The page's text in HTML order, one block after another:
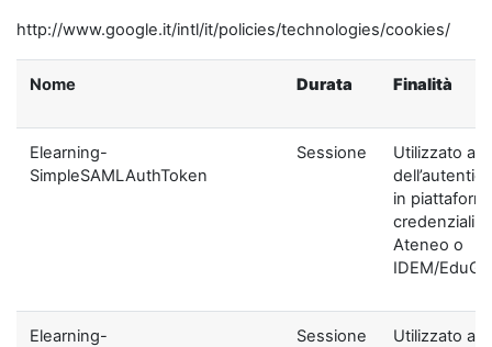
http://www.google.it/intl/it/policies/technologies/cookies/
Nome Durata Finalità
Elearning-
SimpleSAMLAuthToken
Sessione
Utilizzato ai
in
credenziali di
Ateneo o
IDEM/
Elearning-
Sessione
Utilizzato ai